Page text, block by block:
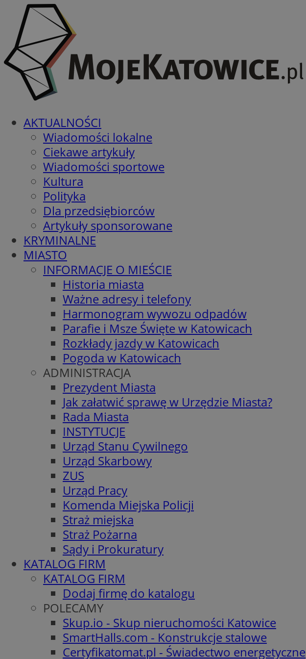
AKTUALNOŚCI
Wiadomości lokalne
Ciekawe artykuły
Wiadomości sportowe
Kultura
Polityka
Dla przedsiębiorców
Artykuły sponsorowane
KRYMINALNE
MIASTO
INFORMACJE O MIEŚCIE
Historia miasta
Ważne adresy i telefony
Harmonogram wywozu odpadów
Parafie i Msze Święte w Katowicach
Rozkłady jazdy w Katowicach
Pogoda w Katowicach
ADMINISTRACJA
Prezydent Miasta
Jak załatwić sprawę w Urzędzie Miasta?
Rada Miasta
INSTYTUCJE
Urząd Stanu Cywilnego
Urząd Skarbowy
ZUS
Urząd Pracy
Komenda Miejska Policji
Straż miejska
Straż Pożarna
Sądy i Prokuratury
KATALOG FIRM
KATALOG FIRM
Dodaj firmę do katalogu
POLECAMY
Skup.io - Skup nieruchomości Katowice
SmartHalls.com - Konstrukcje stalowe
Certyfikatomat.pl - Świadectwo energetyczne